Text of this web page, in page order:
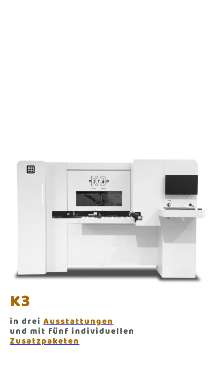
K3
in drei Ausstattungen
und mit fünf individuellen
Zusatzpaketen